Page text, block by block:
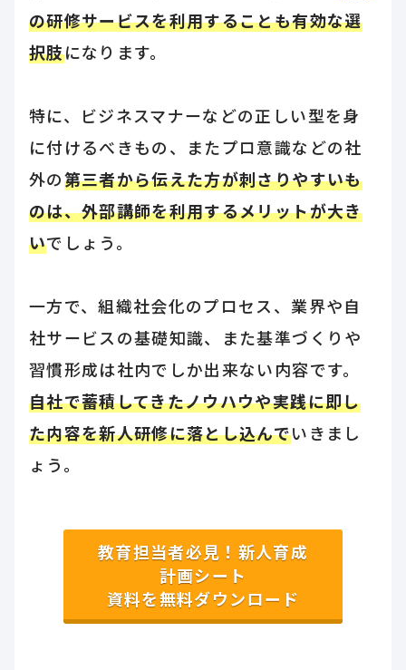
の研修サービスを利用することも有効な選
択肢になります。
特に、ビジネスマナーなどの正しい型を身
に付けるべきもの、またプロ意識などの社
外の第三者から伝えた方が刺さりやすいも
のは、外部講師を利用するメリットが大き
いでしょう。
一方で、組織社会化のプロセス、業界や自
社サービスの基礎知識、また基準づくりや
習慣形成は社内でしか出来ない内容です。
自社で蓄積してきたノウハウや実践に即し
た内容を新人研修に落とし込んでいきまし
ょう。
教育担当者必見！新人育成
計画シート
資料を無料ダウンロード